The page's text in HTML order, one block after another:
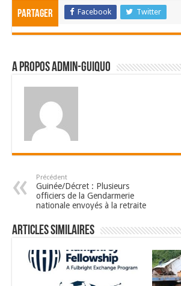
Partager Facebook Twitter
A propos admin-guiquo
Précédent
Guinée/Décret : Plusieurs
officiers de la Gendarmerie
nationale envoyés à la retraite
Articles Similaires